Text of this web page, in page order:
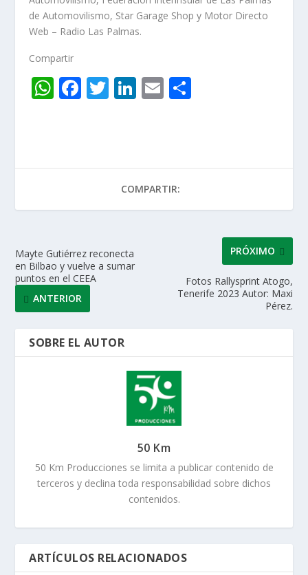
de Automovilismo, Star Garage Shop y Motor Directo
Web – Radio Las Palmas.
Compartir
W
A
p
F
o
k
T Li
dI
n
E
ar
r
COMPARTIR:
Mayte Gutiérrez reconecta
en Bilbao y vuelve a sumar
puntos en el CEEA
ANTERIOR
PRÓXIMO
Fotos Rallysprint Atogo,
Tenerife 2023 Autor: Maxi
Pérez.
SOBRE EL AUTOR
50 Km
50 Km Producciones se limita a publicar contenido de
terceros y declina toda responsabilidad sobre dichos
contenidos.
ARTÍCULOS RELACIONADOS